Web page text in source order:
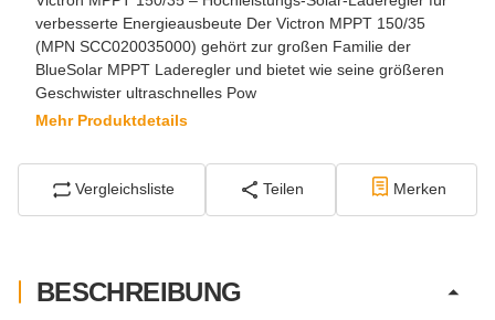
verbesserte Energieausbeute Der Victron MPPT 150/35
(MPN SCC020035000) gehört zur großen Familie der
BlueSolar MPPT Laderegler und bietet wie seine größeren
Geschwister ultraschnelles Pow
Mehr Produktdetails
Vergleichsliste Teilen Merken
BESCHREIBUNG